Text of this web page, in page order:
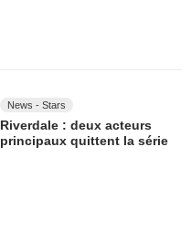
News - Stars
Riverdale : deux acteurs
principaux quittent la série